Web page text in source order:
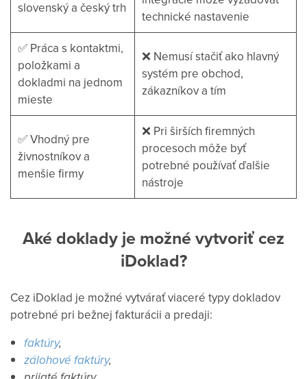
slovenský a český trh
technické nastavenie
✅ Práca s kontaktmi,
položkami a
dokladmi na jednom
mieste
❌ Nemusí stačiť ako hlavný
systém pre obchod,
zákazníkov a tím
✅ Vhodný pre
živnostníkov a
menšie firmy
❌ Pri širších firemných
procesoch môže byť
potrebné používať ďalšie
nástroje
Aké doklady je možné vytvoriť cez
iDoklad?
Cez iDoklad je možné vytvárať viaceré typy dokladov
potrebné pri bežnej fakturácii a predaji:
faktúry,
zálohové faktúry,